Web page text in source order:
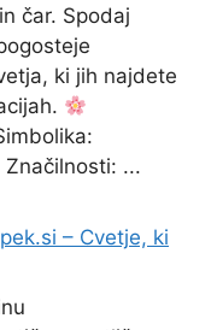
čar. Spodaj
ki jih najdete
...
– Cvetje, ki